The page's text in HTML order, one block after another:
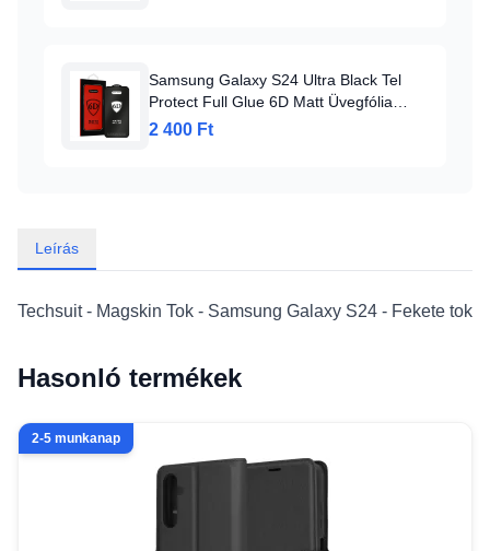
Samsung Galaxy S24 Ultra Black Tel
Protect Full Glue 6D Matt Üvegfólia
(ujjlenyomat feloldóval)
2 400 Ft
Leírás
Techsuit - Magskin Tok - Samsung Galaxy S24 - Fekete tok
Hasonló termékek
2-5 munkanap